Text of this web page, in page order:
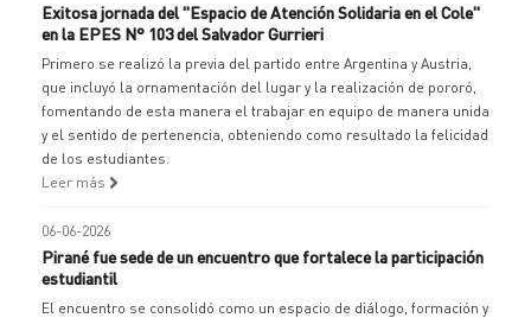
Exitosa jornada del "Espacio de Atención Solidaria en el Cole"
en la EPES N° 103 del Salvador Gurrieri
Primero se realizó la previa del partido entre Argentina y Austria,
que incluyó la ornamentación del lugar y la realización de pororó,
fomentando de esta manera el trabajar en equipo de manera unida
y el sentido de pertenencia, obteniendo como resultado la felicidad
de los estudiantes.
Leer más
06-06-2026
Pirané fue sede de un encuentro que fortalece la participación
estudiantil
El encuentro se consolidó como un espacio de diálogo, formación y